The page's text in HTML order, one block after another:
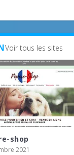
Voir tous les sites
shop
2021